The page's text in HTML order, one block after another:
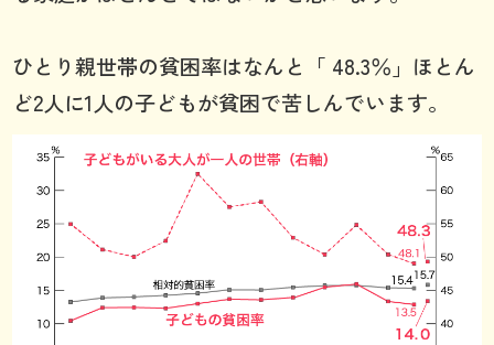
ひとり親世帯の貧困率はなんと「 48.3％」ほとん
ど2人に1人の子どもが貧困で苦しんでいます。